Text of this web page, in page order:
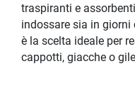
traspiranti e
indossare sia in
è la scelta ideale per
cappotti, giacche o